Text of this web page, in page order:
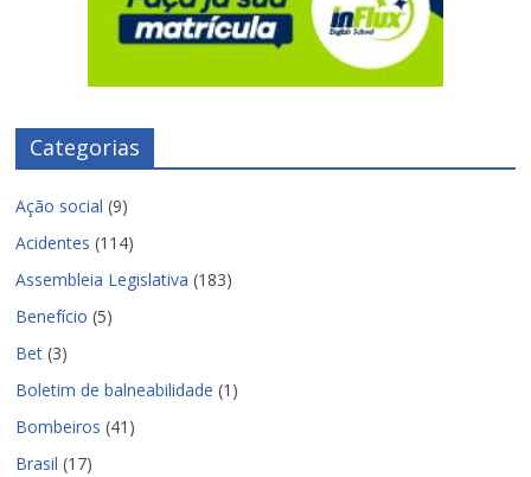
Categorias
Ação social (9)
Acidentes (114)
Assembleia Legislativa (183)
Benefício (5)
Bet (3)
Boletim de balneabilidade (1)
Bombeiros (41)
Brasil (17)